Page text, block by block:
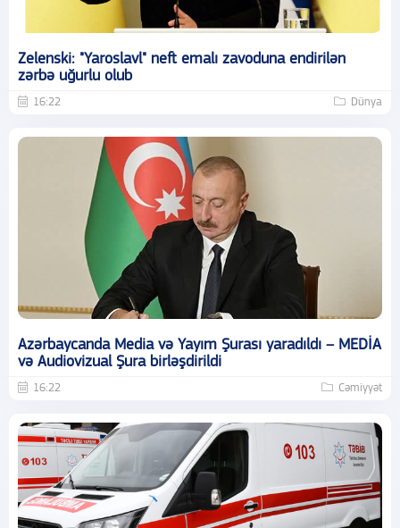
Zelenski: "Yaroslavl" neft emalı zavoduna endirilən
zərbə uğurlu olub
16:22 Dünya
Azərbaycanda Media və Yayım Şurası yaradıldı – MEDİA
və Audiovizual Şura birləşdirildi
16:22 Cəmiyyət